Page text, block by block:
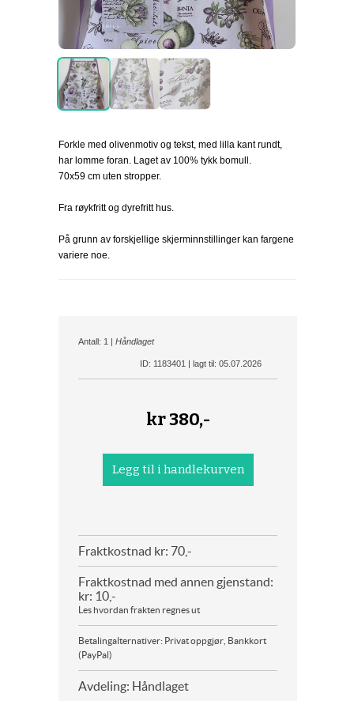
Forkle med olivenmotiv og tekst, med lilla kant rundt,
har lomme foran. Laget av 100% tykk bomull.
70x59 cm uten stropper.
Fra røykfritt og dyrefritt hus.
På grunn av forskjellige skjerminnstillinger kan fargene
variere noe.
Antall: 1 | Håndlaget
ID: 1183401 | lagt til: 05.07.2026
kr380,-
Fraktkostnad kr: 70,-
Fraktkostnad med annen gjenstand:
kr: 10,-
Les hvordan frakten regnes ut
Betalingalternativer: Privat oppgjør, Bankkort
(PayPal)
Avdeling: Håndlaget